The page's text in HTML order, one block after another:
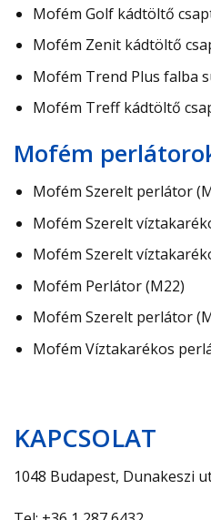
Mofém Golf kádtöltő
Mofém Zenit kádtöltő
Mofém Trend Plus falba
Mofém Treff kádtöltő
Mofém
Mofém Szerelt perlátor
Mofém Szerelt
Mofém Szerelt
Mofém Perlátor (M22)
Mofém Szerelt perlátor
Mofém Víztakarékos
KAPCSOLAT
1048 Budapest, Dunakeszi